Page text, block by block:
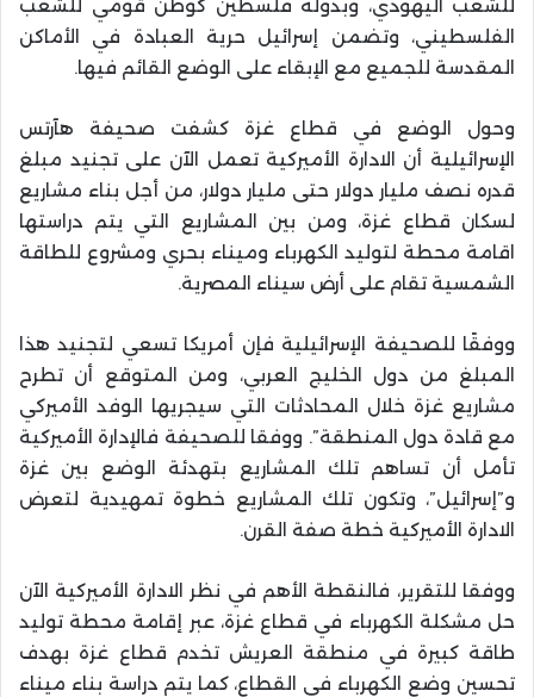
للشعب اليهودي، وبدولة فلسطين كوطن قومي للشعب
الفلسطيني، وتضمن إسرائيل حرية العبادة في الأماكن
المقدسة للجميع مع الإبقاء على الوضع القائم فيها.
وحول الوضع في قطاع غزة كشفت صحيفة هآرتس
الإسرائيلية أن الادارة الأميركية تعمل الآن على تجنيد مبلغ
قدره نصف مليار دولار حتى مليار دولار، من أجل بناء مشاريع
لسكان قطاع غزة، ومن بين المشاريع التي يتم دراستها
اقامة محطة لتوليد الكهرباء وميناء بحري ومشروع للطاقة
الشمسية تقام على أرض سيناء المصرية.
ووفقًا للصحيفة الإسرائيلية فإن أمريكا تسعي لتجنيد هذا
المبلغ من دول الخليج العربي، ومن المتوقع أن تطرح
مشاريع غزة خلال المحادثات التي سيجريها الوفد الأميركي
مع قادة دول المنطقة”. ووفقا للصحيفة فالإدارة الأميركية
تأمل أن تساهم تلك المشاريع بتهدئة الوضع بين غزة
و”إسرائيل”، وتكون تلك المشاريع خطوة تمهيدية لتعرض
الادارة الأميركية خطة صفة القرن.
ووفقا للتقرير، فالنقطة الأهم في نظر الادارة الأميركية الآن
حل مشكلة الكهرباء في قطاع غزة، عبر إقامة محطة توليد
طاقة كبيرة في منطقة العريش تخدم قطاع غزة بهدف
تحسين وضع الكهرباء في القطاع، كما يتم دراسة بناء ميناء